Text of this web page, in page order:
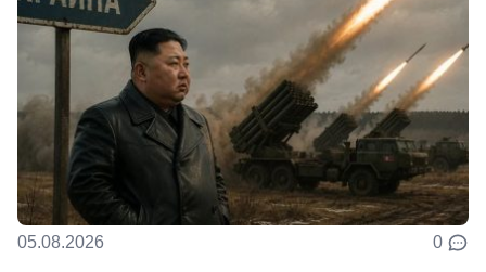
05.08.2026 0